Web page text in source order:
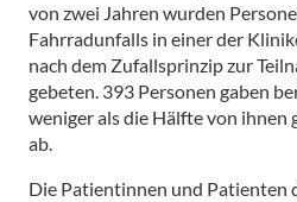
von zwei Jahren wurden
Fahrradunfalls in einer der
nach dem Zufallsprinzip zur
gebeten. 393 Personen gaben
weniger als die Hälfte von ihnen
ab.
Die Patientinnen und Patienten